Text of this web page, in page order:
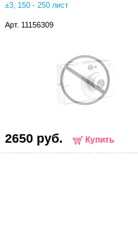
±3, 150 - 250 лист
Арт. 11156309
2650 руб. Купить